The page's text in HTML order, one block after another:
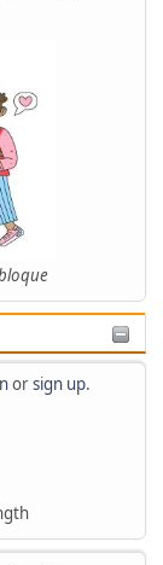
orsign up.